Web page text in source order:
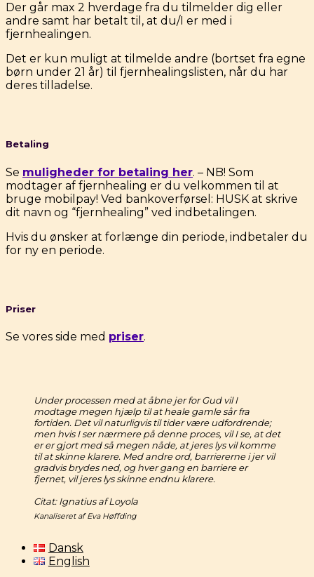
Der går max 2 hverdage fra du tilmelder dig eller
andre samt har betalt til, at du/I er med i
fjernhealingen.
Det er kun muligt at tilmelde andre (bortset fra egne
børn under 21 år) til fjernhealingslisten, når du har
deres tilladelse.
Betaling
Se muligheder for betaling her. – NB! Som
modtager af fjernhealing er du velkommen til at
bruge mobilpay! Ved bankoverførsel: HUSK at skrive
dit navn og “fjernhealing” ved indbetalingen.
Hvis du ønsker at forlænge din periode, indbetaler du
for ny en periode.
Priser
Se vores side med priser.
Under processen med at åbne jer for Gud vil I
modtage megen hjælp til at heale gamle sår fra
fortiden. Det vil naturligvis til tider være udfordrende;
men hvis I ser nærmere på denne proces, vil I se, at det
er er gjort med så megen nåde, at jeres lys vil komme
til at skinne klarere. Med andre ord, barriererne i jer vil
gradvis brydes ned, og hver gang en barriere er
fjernet, vil jeres lys skinne endnu klarere.
Citat: Ignatius af Loyola
Kanaliseret af Eva Høffding
Dansk
English